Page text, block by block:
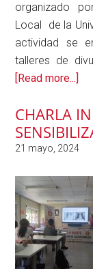
organizado
Local de la
actividad se
talleres de
[Read more...]
del
y
CHARLA